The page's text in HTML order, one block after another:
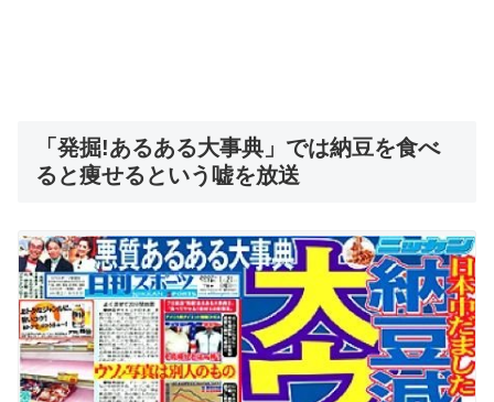
「発掘!あるある大事典」では納豆を食べ
ると痩せるという嘘を放送